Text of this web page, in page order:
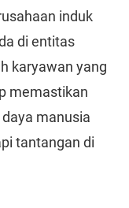
induk
di entitas
karyawan yang
memastikan
manusia
tantangan di